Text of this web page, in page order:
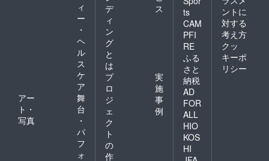
ィ
ー
・
ヘ
ル
ス
ケ
ア
アー
ト・
写真
舞
台
・
パ
フ
ォ
デ
ィ
ン
グ
と
は
ス
プ
ロ
ジ
ェ
ク
ト
の
作
実
施
事
例
ts
CAM
PFI
RE
ふる
さと
納税
AD
FOR
ALL
HIO
KOS
HI
ントに
対する
考え方
クッ
キーポ
リシー